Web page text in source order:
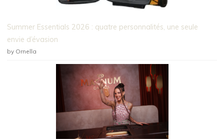
Summer Essentials 2026 : quatre personnalités, une seule
envie d’évasion
by Ornella